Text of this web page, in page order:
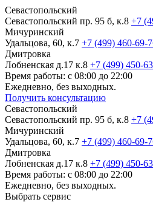
Севастопольский
Севастопольский пр. 95 б, к.8 +7
Мичуринский
Удальцова, 60, к.7 +7 (499) 460-69-
Дмитровка
Лобненская д.17 к.8 +7 (499) 450-
Время работы: с 08:00 до 22:00
Ежедневно, без выходных.
Получить консультацию
Севастопольский
Севастопольский пр. 95 б, к.8 +7
Мичуринский
Удальцова, 60, к.7 +7 (499) 460-69-
Дмитровка
Лобненская д.17 к.8 +7 (499) 450-
Время работы: с 08:00 до 22:00
Ежедневно, без выходных.
Выбрать сервис